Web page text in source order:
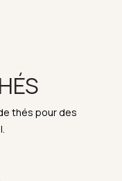
thés pour des